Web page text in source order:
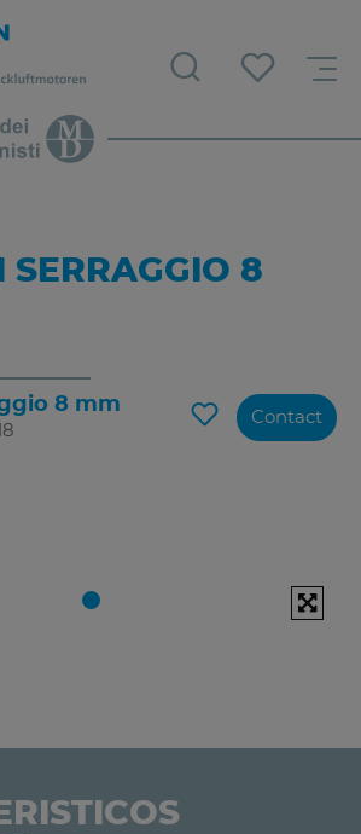
SERRAGGIO 8
8 mm
Contact